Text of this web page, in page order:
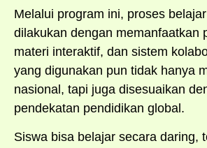
Melalui program ini, proses
dilakukan dengan memanfaatkan
materi interaktif, dan sistem
yang digunakan pun tidak hanya
nasional, tapi juga disesuaikan
pendekatan pendidikan global.
Siswa bisa belajar secara daring,